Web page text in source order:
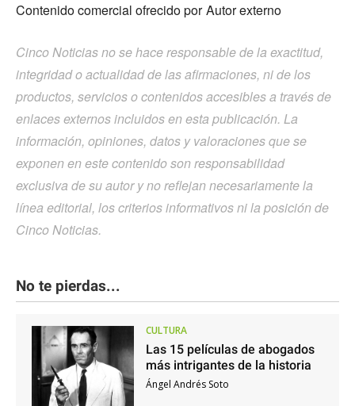
Contenido comercial ofrecido por Autor externo
Cinco Noticias no se hace responsable de la exactitud,
integridad o actualidad de las afirmaciones, ni de los
productos, servicios o contenidos accesibles a través de
enlaces externos incluidos en esta publicación. La
información, opiniones, datos y valoraciones que se
exponen en este contenido son responsabilidad
exclusiva de su autor y no reflejan necesariamente la
línea editorial, los criterios informativos ni la posición de
Cinco Noticias.
No te pierdas...
CULTURA
Las 15 películas de abogados
más intrigantes de la historia
Ángel Andrés Soto